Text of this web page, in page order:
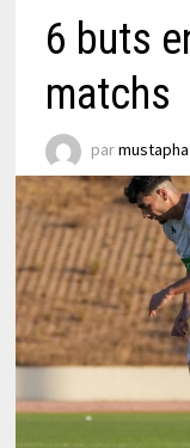
6 buts
matchs
parmustapha